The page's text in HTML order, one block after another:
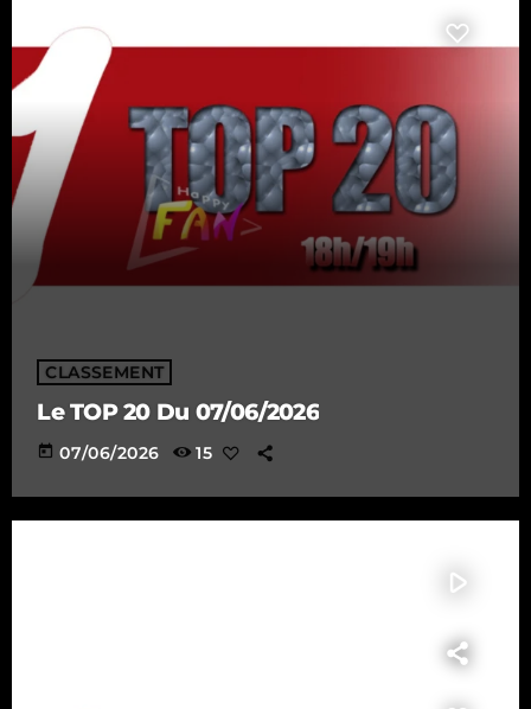
CLASSEMENT
Le TOP 20 Du 07/06/2026
today 07/06/2026 15
play_arrow